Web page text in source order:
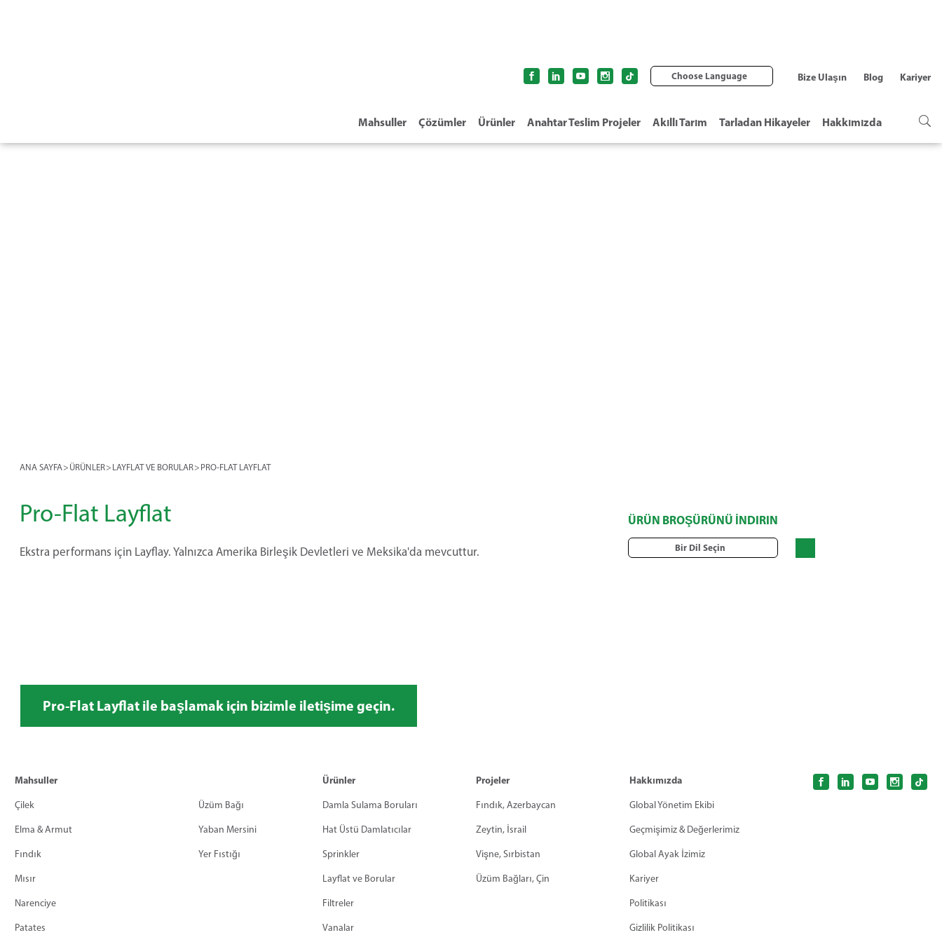
Mahsuller Çözümler Ürünler Anahtar Teslim Projeler Akıllı Tarım Tarladan Hikayeler Hakkımızda
Bize Ulaşın Blog Kariyer
Choose Language
ANA SAYFA> ÜRÜNLER> LAYFLAT VE BORULAR> PRO-FLAT LAYFLAT
Pro-Flat Layflat
Ekstra performans için Layflay. Yalnızca Amerika Birleşik Devletleri ve Meksika'da mevcuttur.
Pro-Flat Layflat ile başlamak için bizimle iletişime geçin.
ÜRÜN BROŞÜRÜNÜ İNDIRIN
Bir Dil Seçin
Çilek
Elma & Armut
Fındık
Mahsuller
Mısır
Narenciye
Patates
Üzüm Bağı
Yaban Mersini
Yer Fıstığı
Ürünler
Damla Sulama Boruları
Hat Üstü Damlatıcılar
Sprinkler
Layflat ve Borular
Filtreler
Vanalar
Projeler
Fındık, Azerbaycan
Zeytin, İsrail
Vişne, Sırbistan
Üzüm Bağları, Çin
Hakkımızda
Global Yönetim Ekibi
Geçmişimiz & Değerlerimiz
Global Ayak İzimiz
Kariyer
Politikası
Gizlilik Politikası